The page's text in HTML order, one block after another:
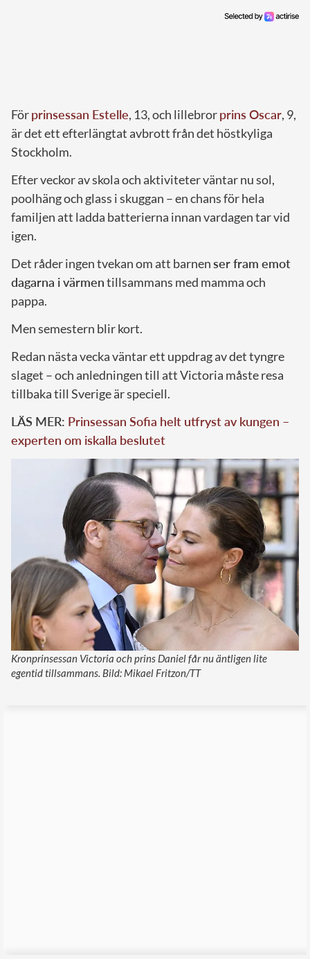
Förprinsessan Estelle, 13, och lillebrorprins Oscar, 9,
är det ett efterlängtat avbrott från det höstkyliga
Stockholm.
Efter veckor av skola och aktiviteter väntar nu sol,
poolhäng och glass i skuggan – en chans för hela
familjen att ladda batterierna innan vardagen tar vid
igen.
Det råder ingen tvekan om att barnenser fram emot
dagarna i värmentillsammans med mamma och
pappa.
Men semestern blir kort.
Redan nästa vecka väntar ett uppdrag av det tyngre
slaget – och anledningen till att Victoria måste resa
tillbaka till Sverige är speciell.
LÄS MER: Prinsessan Sofia helt utfryst av kungen –
experten om iskalla beslutet
Kronprinsessan Victoria och prins Daniel får nu äntligen lite
egentid tillsammans. Bild: Mikael Fritzon/TT